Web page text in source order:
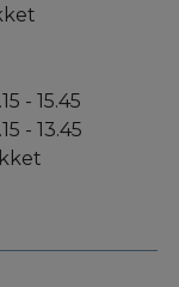
- 15.45
- 13.45